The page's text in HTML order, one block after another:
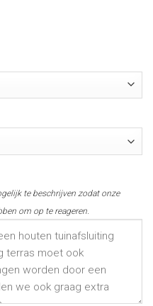
te beschrijven zodat onze
om op te reageren.